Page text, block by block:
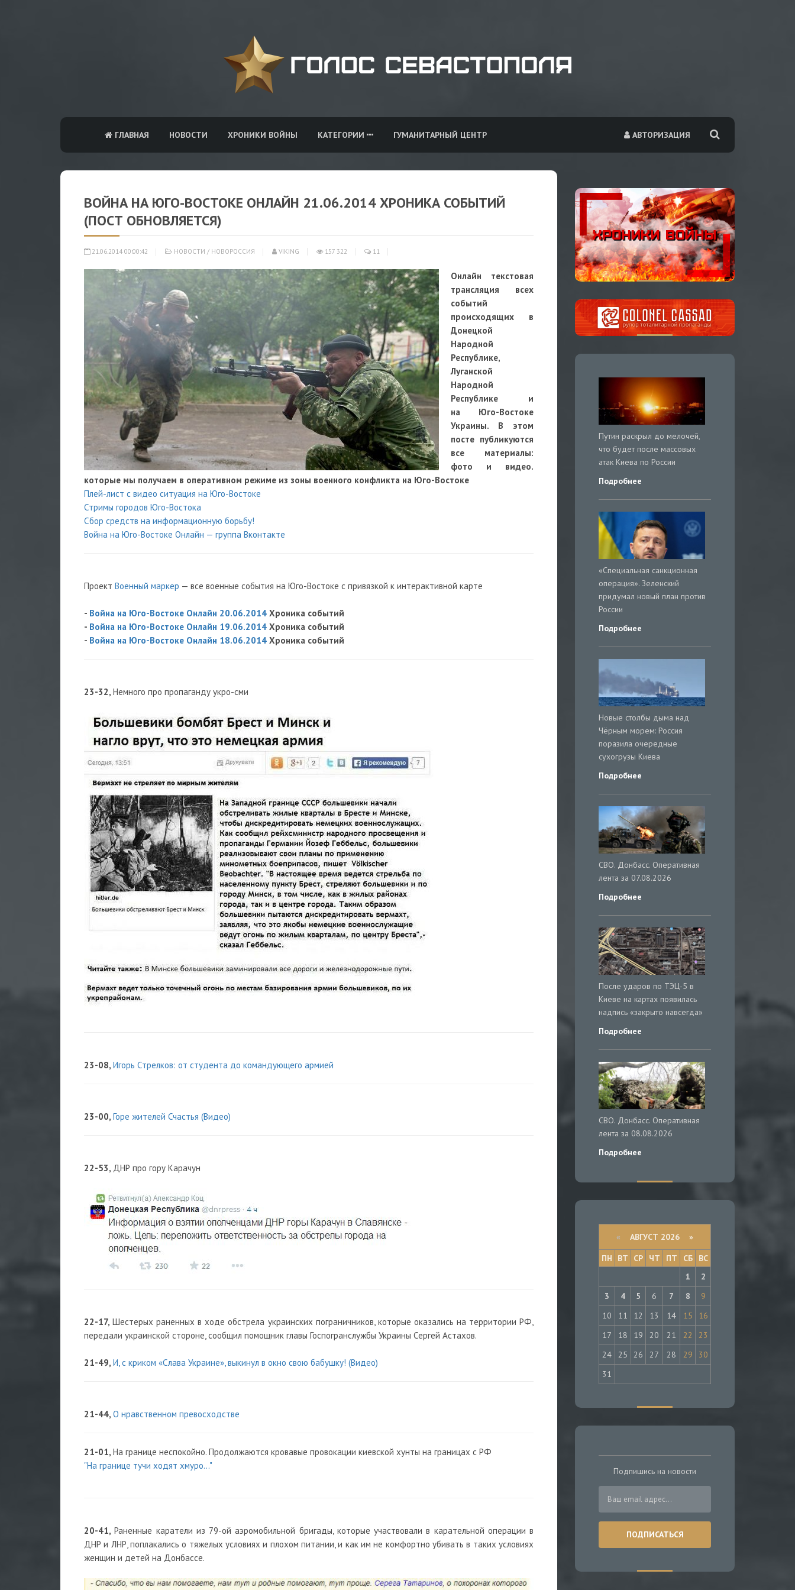
АВТОРИЗАЦИЯ
ГЛАВНАЯ НОВОСТИ ХРОНИКИ ВОЙНЫ КАТЕГОРИИ ГУМАНИТАРНЫЙ ЦЕНТР
ВОЙНА НА ЮГО-ВОСТОКЕ ОНЛАЙН 21.06.2014 ХРОНИКА СОБЫТИЙ
(ПОСТ ОБНОВЛЯЕТСЯ)
21.06.2014 00:00:42 НОВОСТИ / НОВОРОССИЯ VIKING 157 322 11
Онлайн текстовая
трансляция всех
событий
происходящих в
Донецкой
Народной
Республике,
Луганской
Народной
Республике и
на Юго-Востоке
Украины. В этом
посте публикуются
все материалы:
фото и видео.
которые мы получаем в оперативном режиме из зоны военного конфликта на Юго-Востоке
Плей-лист с видео ситуация на Юго-Востоке
Стримы городов Юго-Востока
Сбор средств на информационную борьбу!
Война на Юго-Востоке Онлайн — группа Вконтакте
Проект Военный маркер — все военные события на Юго-Востоке с привязкой к интерактивной карте
- Война на Юго-Востоке Онлайн 20.06.2014 Хроника событий
- Война на Юго-Востоке Онлайн 19.06.2014 Хроника событий
- Война на Юго-Востоке Онлайн 18.06.2014 Хроника событий
23-32, Немного про пропаганду укро-сми
23-08, Игорь Стрелков: от студента до командующего армией
23-00, Горе жителей Счастья (Видео)
22-53, ДНР про гору Карачун
22-17,Шестерых раненных в ходе обстрела украинских пограничников, которые оказались на территории РФ,
передали украинской стороне, сообщил помощник главы Госпогранслужбы Украины Сергей Астахов.
21-49, И, с криком «Слава Украине», выкинул в окно свою бабушку! (Видео)
21-44, О нравственном превосходстве
21-01, На границе неспокойно. Продолжаются кровавые провокации киевской хунты на границах с РФ
"На границе тучи ходят хмуро..."
20-41,Раненные каратели из 79-ой аэромобильной бригады, которые участвовали в карательной операции в
ДНР и ЛНР, поплакались о тяжелых условиях и плохом питании, и как им не комфортно убивать в таких условиях
женщин и детей на Донбассе.
Путин раскрыл до мелочей,
что будет после массовых
атак Киева по России
Подробнее
«Специальная санкционная
операция». Зеленский
придумал новый план против
России
Подробнее
Новые столбы дыма над
Чёрным морем: Россия
поразила очередные
сухогрузы Киева
Подробнее
СВО. Донбасс. Оперативная
лента за 07.08.2026
Подробнее
После ударов по ТЭЦ-5 в
Киеве на картах появилась
надпись «закрыто навсегда»
Подробнее
СВО. Донбасс. Оперативная
лента за 08.08.2026
Подробнее
« АВГУСТ 2026 »
ПН
ВТ СР ЧТ ПТ СБ
ВС
1
2
3
4 5 6 7 8
9
10
11 12 13 14 15
16
17
18 19 20 21 22
23
24
25 26 27 28 29
30
31
Подпишись на новости